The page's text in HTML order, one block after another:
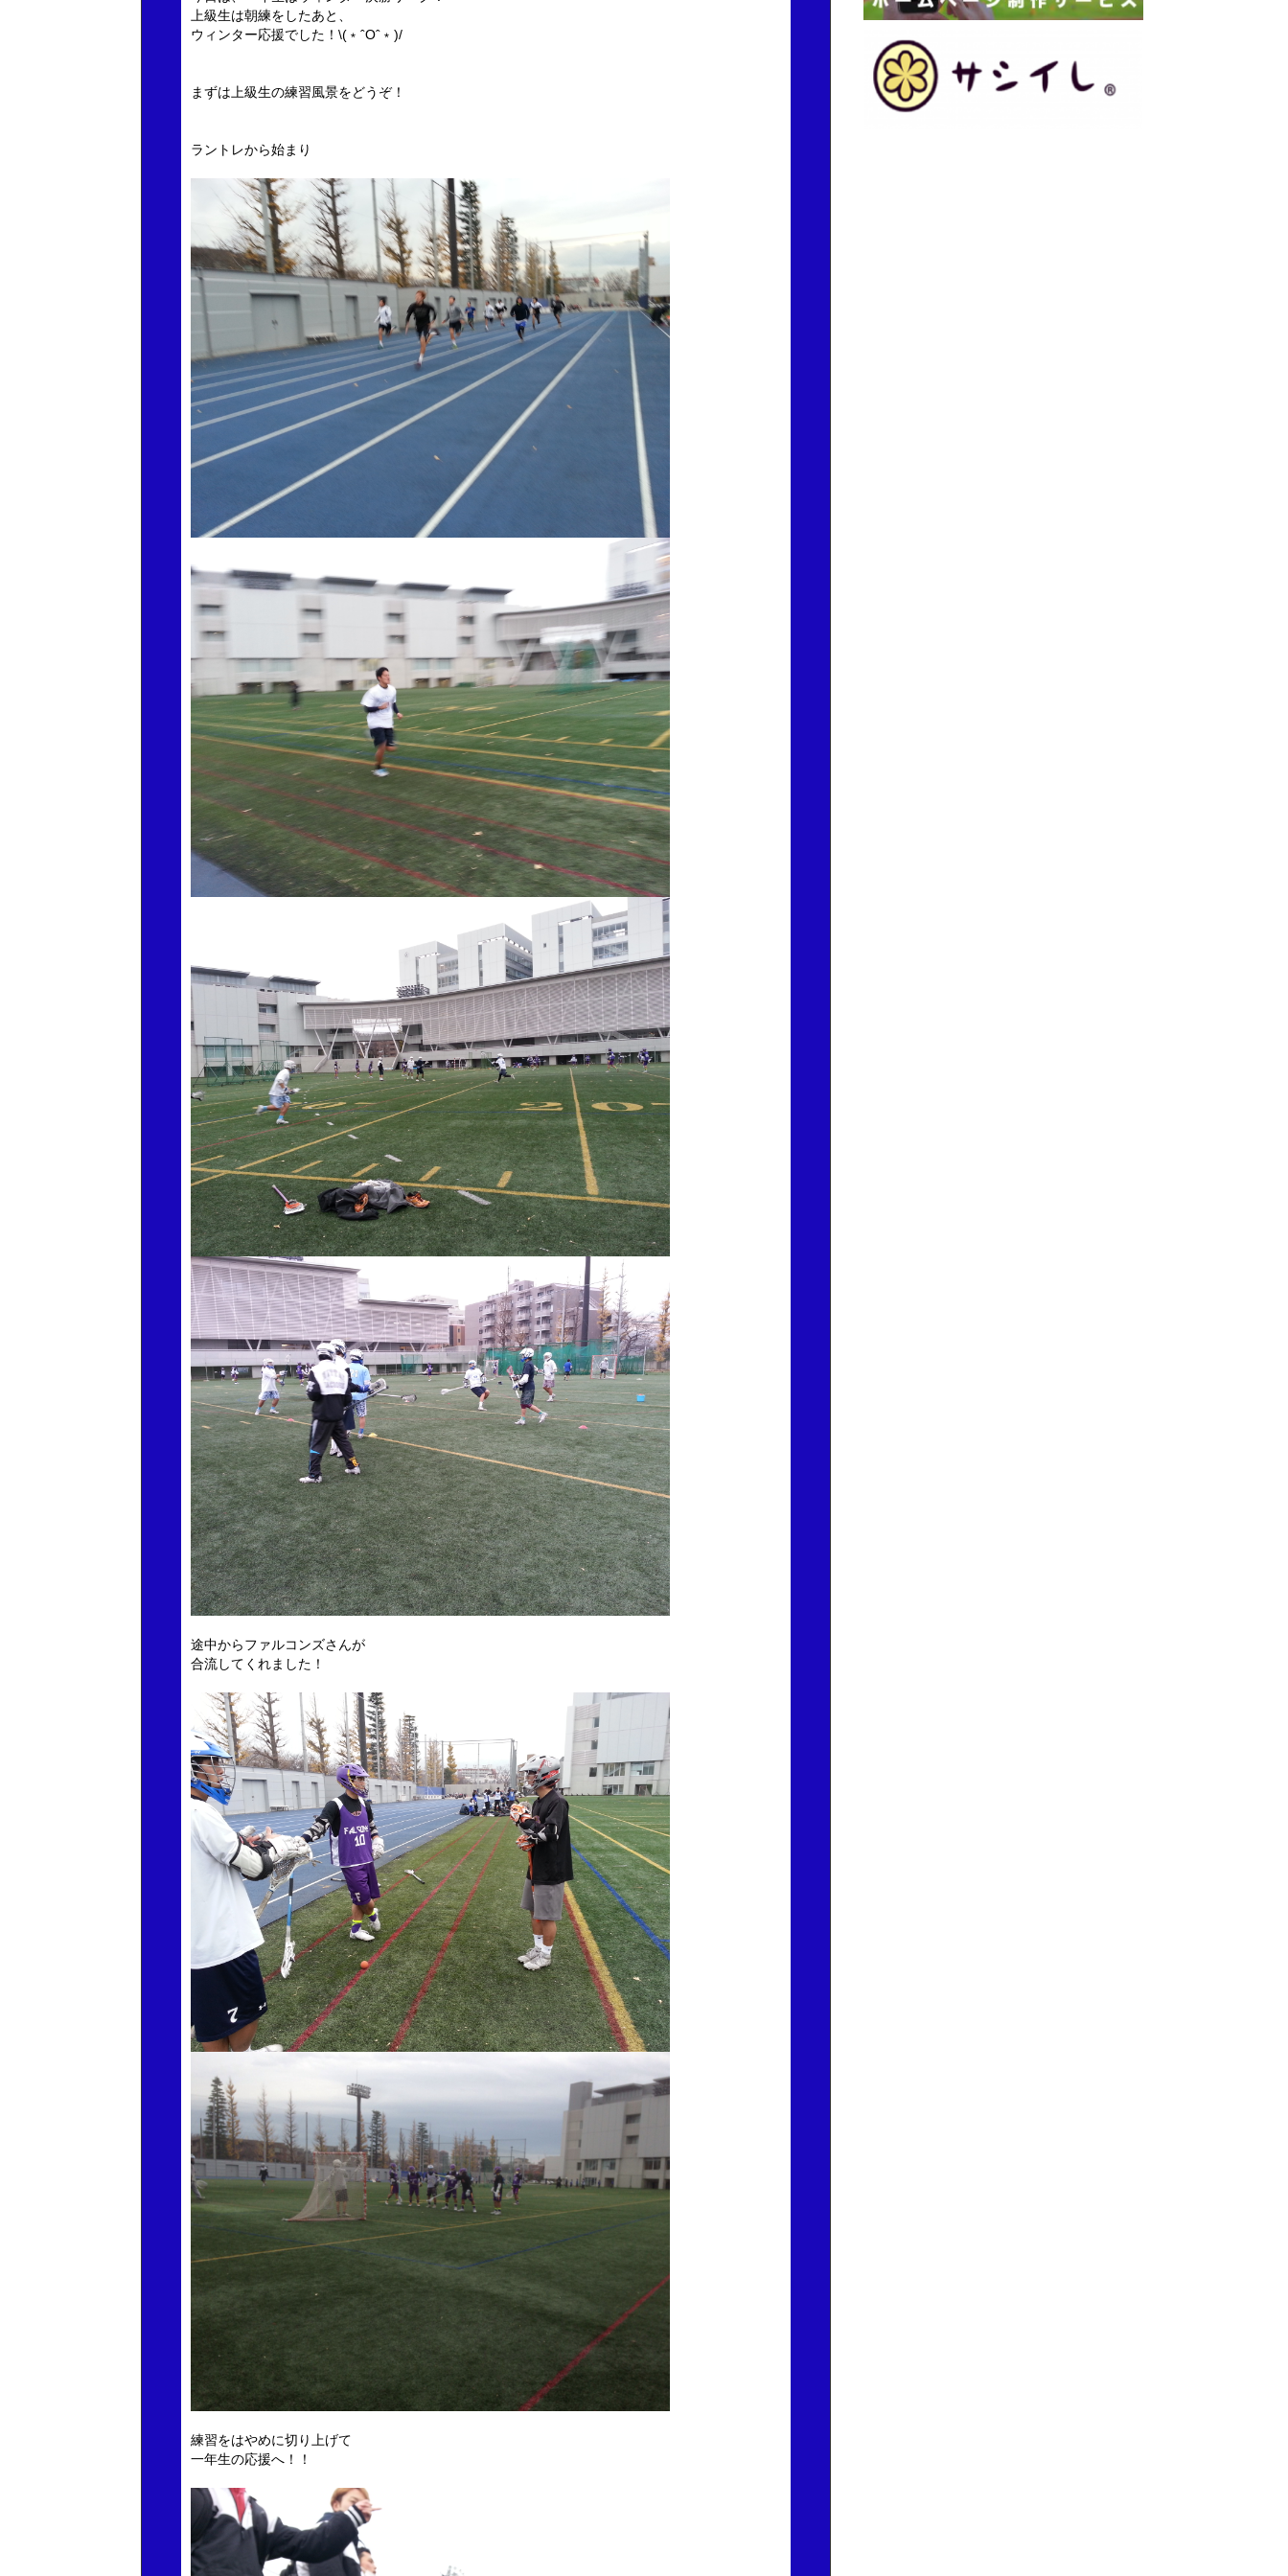
上級生は朝練をしたあと、
ウィンター応援でした！\(﹡ˆOˆ﹡)/
まずは上級生の練習風景をどうぞ！
ラントレから始まり
途中からファルコンズさんが
合流してくれました！
練習をはやめに切り上げて
一年生の応援へ！！